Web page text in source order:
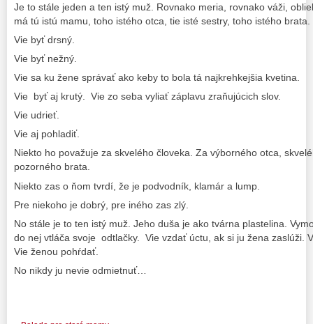
Je to stále jeden a ten istý muž. Rovnako meria, rovnako váži,
má tú istú mamu, toho istého otca, tie isté sestry, toho istého brata.
Vie byť drsný.
Vie byť nežný.
Vie sa ku žene správať ako keby to bola tá najkrehkejšia kvetina.
Vie byť aj krutý. Vie zo seba vyliať záplavu zraňujúcich slov.
Vie udrieť.
Vie aj pohladiť.
Niekto ho považuje za skvelého človeka. Za výborného otca,
pozorného brata.
Niekto zas o ňom tvrdí, že je podvodník, klamár a lump.
Pre niekoho je dobrý, pre iného zas zlý.
No stále je to ten istý muž. Jeho duša je ako tvárna plastelina.
do nej vtláča svoje odtlačky. Vie vzdať úctu, ak si ju žena zaslúži.
Vie ženou pohŕdať.
No nikdy ju nevie odmietnuť…